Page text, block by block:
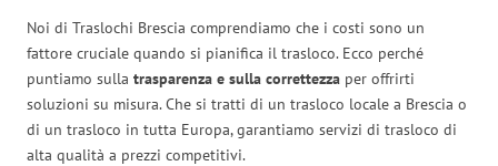
Noi di Traslochi Brescia comprendiamo che i costi sono un
fattore cruciale quando si pianifica il trasloco. Ecco perché
puntiamo sulla trasparenza e sulla correttezza per offrirti
soluzioni su misura. Che si tratti di un trasloco locale a Brescia o
di un trasloco in tutta Europa, garantiamo servizi di trasloco di
alta qualità a prezzi competitivi.